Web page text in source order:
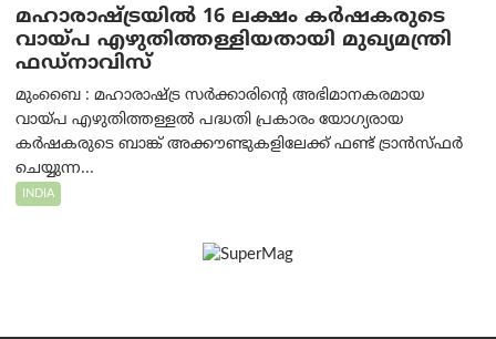
മഹാരാഷ്ട്രയിൽ 16 ലക്ഷം കർഷകരുടെ
വായ്പ എഴുതിത്തള്ളിയതായി മുഖ്യമന്ത്രി
ഫഡ്‌നാവിസ്
മുംബൈ : മഹാരാഷ്ട്ര സർക്കാരിന്റെ അഭിമാനകരമായ
വായ്പ എഴുതിത്തള്ളൽ പദ്ധതി പ്രകാരം യോഗ്യരായ
കർഷകരുടെ ബാങ്ക് അക്കൗണ്ടുകളിലേക്ക് ഫണ്ട് ട്രാൻസ്ഫർ
ചെയ്യുന്ന...
INDIA